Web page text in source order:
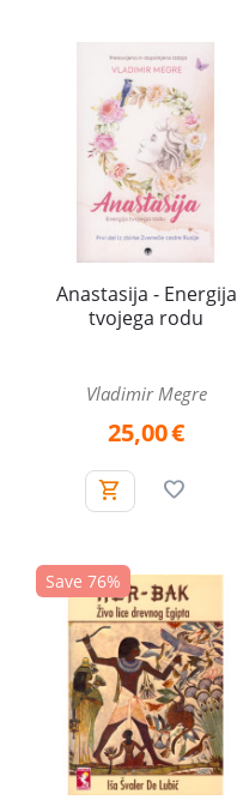
Anastasija - Energija
tvojega rodu
Vladimir Megre
25,00€
Save 76%